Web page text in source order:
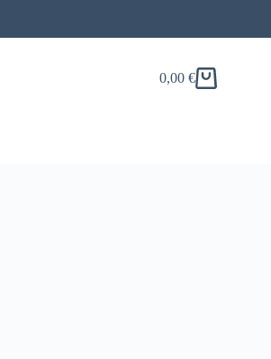
Panier
0,00 €